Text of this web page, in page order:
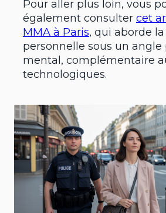
Pour aller plus loin, vous
également consulter cet
MMA à Paris, qui aborde
personnelle sous un
mental, complémentaire
technologiques.